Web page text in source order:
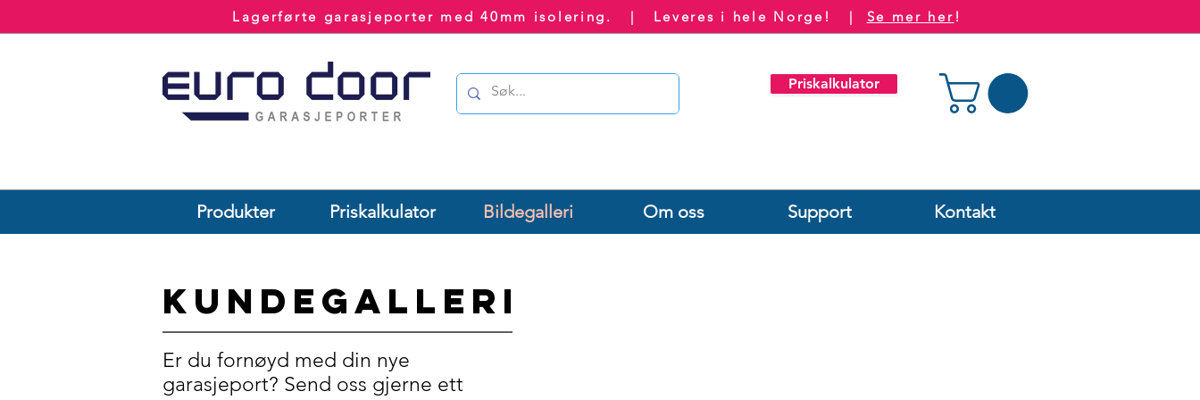
Lagerførte garasjeporter med 40mm isolering. | Leveres i hele Norge! | Se mer her !
Priskalkulator
Produkter Priskalkulator Bildegalleri Om oss Support Kontakt
Kundegalleri
Er du fornøyd med din nye
garasjeport? Send oss gjerne ett